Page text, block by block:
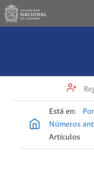
Está en:
Números
Artículos